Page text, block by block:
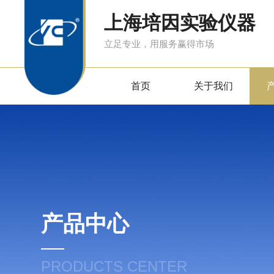
上海培因实验仪器
立足专业，用服务赢得市场
首页 关于我们
产品中心
PRODUCTS CENTER